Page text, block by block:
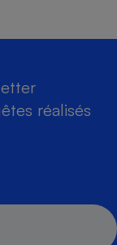
réalisés